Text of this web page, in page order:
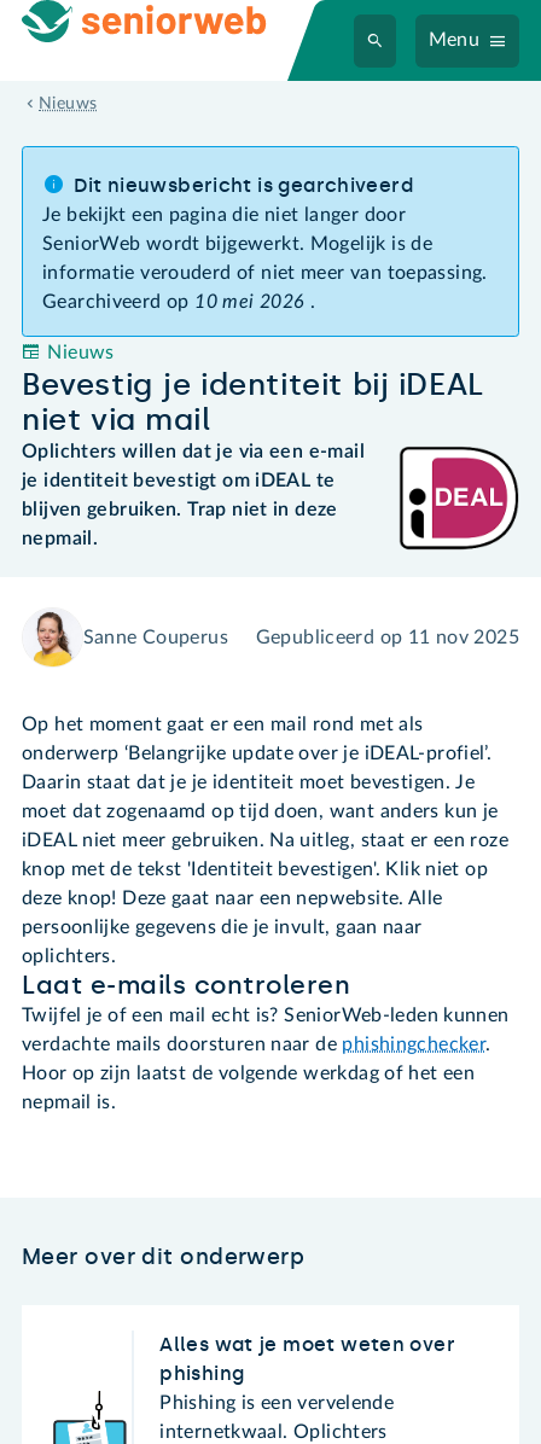
Menu
Nieuws
Bevestig je identiteit bij iDEAL niet via mail
Dit nieuwsbericht is gearchiveerd
Je bekijkt een pagina die niet langer door
SeniorWeb wordt bijgewerkt. Mogelijk is de
informatie verouderd of niet meer van toepassing.
Gearchiveerd op 10 mei 2026 .
Nieuws
Bevestig je identiteit bij iDEAL
niet via mail
Oplichters willen dat je via een e-mail
je identiteit bevestigt om iDEAL te
blijven gebruiken. Trap niet in deze
nepmail.
Sanne Couperus Gepubliceerd op 11 nov 2025
Op het moment gaat er een mail rond met als
onderwerp ‘Belangrijke update over je iDEAL-profiel’.
Daarin staat dat je je identiteit moet bevestigen. Je
moet dat zogenaamd op tijd doen, want anders kun je
iDEAL niet meer gebruiken. Na uitleg, staat er een roze
knop met de tekst 'Identiteit bevestigen'. Klik niet op
deze knop! Deze gaat naar een nepwebsite. Alle
persoonlijke gegevens die je invult, gaan naar
oplichters.
Laat e-mails controleren
Twijfel je of een mail echt is? SeniorWeb-leden kunnen
verdachte mails doorsturen naar de phishingchecker.
Hoor op zijn laatst de volgende werkdag of het een
nepmail is.
Meer over dit onderwerp
Alles wat je moet weten over
phishing
Phishing is een vervelende
internetkwaal. Oplichters